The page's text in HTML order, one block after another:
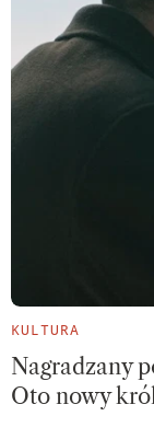
KULTURA
Nagradzany
Oto nowy